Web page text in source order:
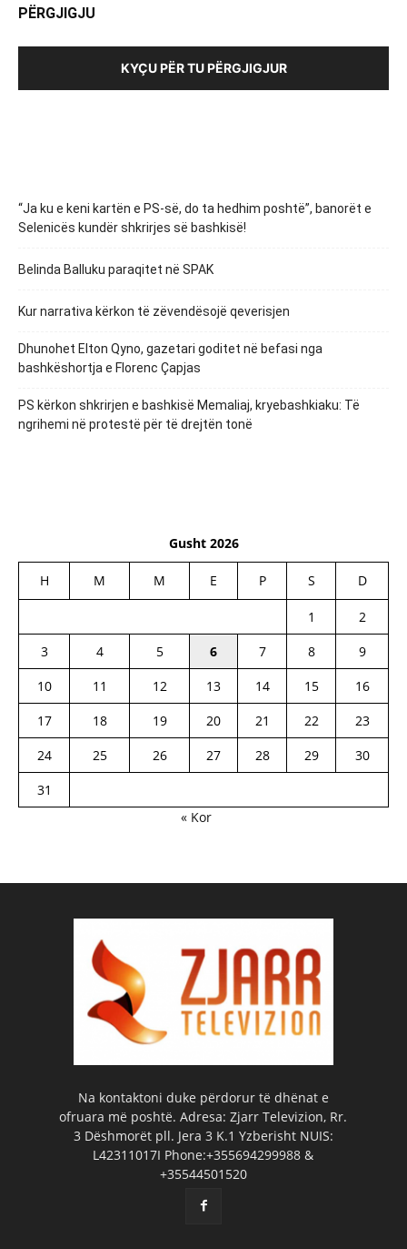
PËRGJIGJU
KYÇU PËR TU PËRGJIGJUR
“Ja ku e keni kartën e PS-së, do ta hedhim poshtë”, banorët e
Selenicës kundër shkrirjes së bashkisë!
Belinda Balluku paraqitet në SPAK
Kur narrativa kërkon të zëvendësojë qeverisjen
Dhunohet Elton Qyno, gazetari goditet në befasi nga
bashkëshortja e Florenc Çapjas
PS kërkon shkrirjen e bashkisë Memaliaj, kryebashkiaku: Të
ngrihemi në protestë për të drejtën tonë
Gusht 2026
H M M E P S D
1
2
3
4 5 6 7 8
9
10
11 12 13 14 15
16
17
18 19 20 21 22
23
24
25 26 27 28 29
30
31
« Kor
Na kontaktoni duke përdorur të dhënat e
ofruara më poshtë. Adresa: Zjarr Televizion, Rr.
3 Dëshmorët pll. Jera 3 K.1 Yzberisht NUIS:
L42311017I Phone:+355694299988 &
+35544501520